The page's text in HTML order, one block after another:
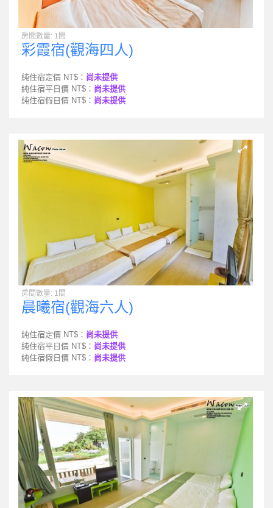
房間數量: 1間
彩霞宿(觀海四人)
純住宿定價 NT$： 尚未提供
純住宿平日價 NT$： 尚未提供
純住宿假日價 NT$： 尚未提供
房間數量: 1間
晨曦宿(觀海六人)
純住宿定價 NT$： 尚未提供
純住宿平日價 NT$： 尚未提供
純住宿假日價 NT$： 尚未提供